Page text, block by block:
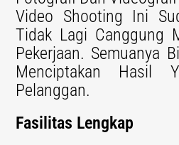
Video Shooting Ini
Tidak Lagi Canggung
Pekerjaan. Semuanya
Menciptakan Hasil
Pelanggan.
Fasilitas Lengkap